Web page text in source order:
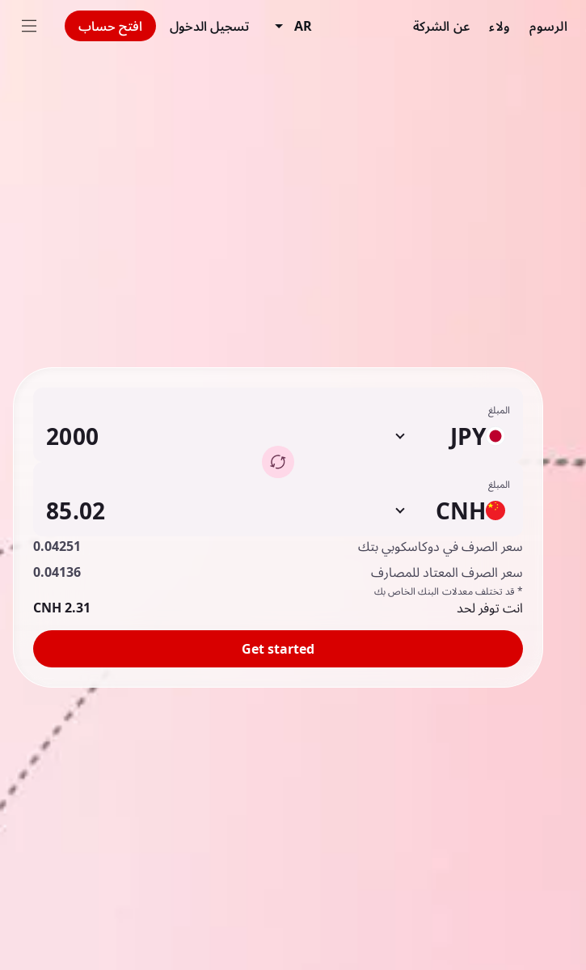
الرسوم ولاء عن الشركة AR تسجيل الدخول افتح حساب
المبلغ
JPY
المبلغ
CNH
سعر الصرف في دوكاسكوبي بتك
0.04251
سعر الصرف المعتاد للمصارف
0.04136
* قد تختلف معدلات البنك الخاص بك
انت توفر لحد 2.31 CNH
Get started